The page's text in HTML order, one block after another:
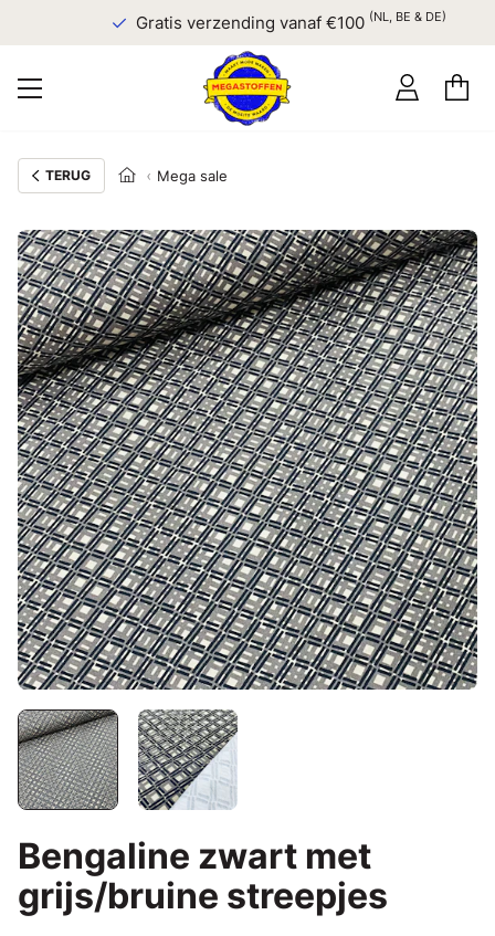
Gratis verzending vanaf €100(NL, BE & DE)
TERUG Mega sale
Bengaline zwart met
grijs/bruine streepjes